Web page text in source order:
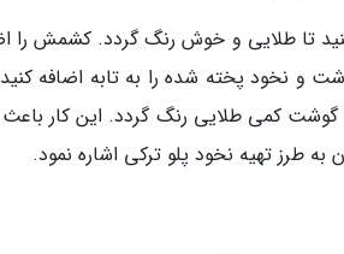
کنید تا طلایی و خوش رنگ گردد. کشمش را
نخود پخته شده را به تابه اضافه
کمی طلایی رنگ گردد. این کار باعث
طرز تهیه نخود پلو ترکی اشاره نمود.